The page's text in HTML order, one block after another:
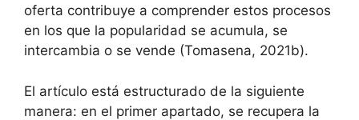
oferta contribuye a comprender estos procesos
en los que la popularidad se acumula, se
intercambia o se vende (Tomasena, 2021b).
El artículo está estructurado de la siguiente
manera: en el primer apartado, se recupera la